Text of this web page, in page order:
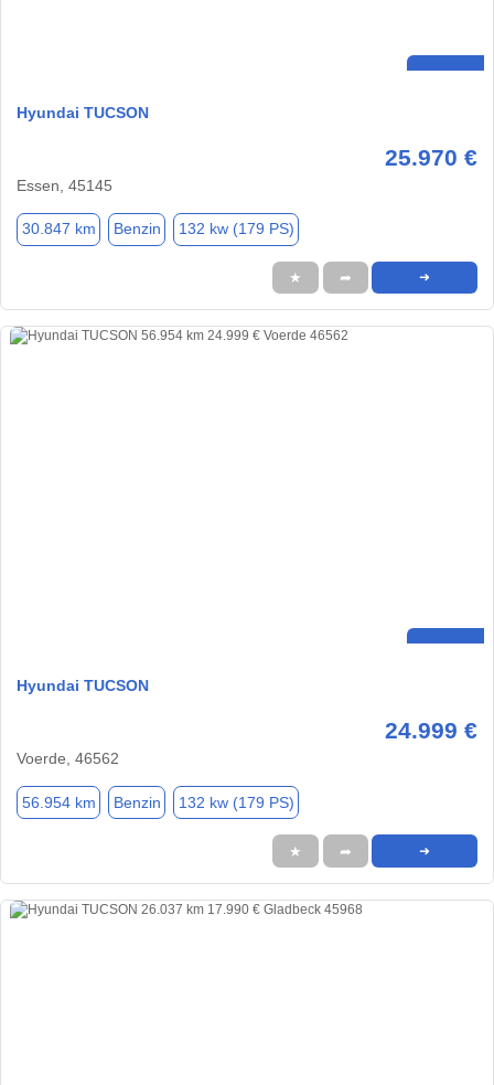
Hyundai TUCSON
25.970 €
Essen, 45145
30.847 km Benzin 132 kw (179 PS)
★ ➦ ➜
Hyundai TUCSON
24.999 €
Voerde, 46562
56.954 km Benzin 132 kw (179 PS)
★ ➦ ➜